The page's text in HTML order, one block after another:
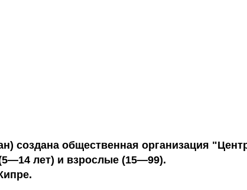
создана общественная организация
лет) и взрослые (15—99).